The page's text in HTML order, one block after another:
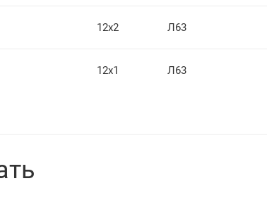
12х2 Л63
12х1 Л63